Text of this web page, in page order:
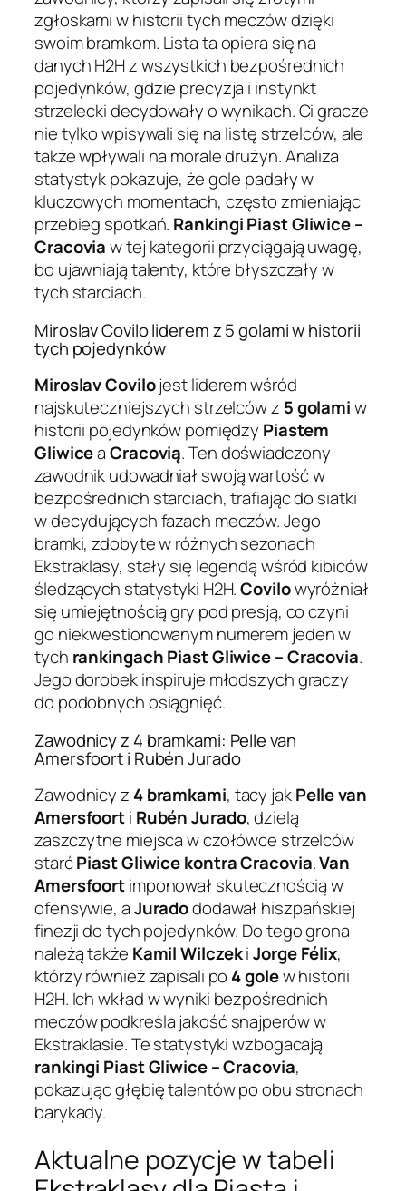
zgłoskami w historii tych meczów dzięki
swoim bramkom. Lista ta opiera się na
danych H2H z wszystkich bezpośrednich
pojedynków, gdzie precyzja i instynkt
strzelecki decydowały o wynikach. Ci gracze
nie tylko wpisywali się na listę strzelców, ale
także wpływali na morale drużyn. Analiza
statystyk pokazuje, że gole padały w
kluczowych momentach, często zmieniając
przebieg spotkań. Rankingi Piast Gliwice –
Cracoviaw tej kategorii przyciągają uwagę,
bo ujawniają talenty, które błyszczały w
tych starciach.
Miroslav Covilo liderem z 5 golami w historii
tych pojedynków
Miroslav Covilojest liderem wśród
najskuteczniejszych strzelców z 5 golamiw
historii pojedynków pomiędzy Piastem
GliwiceaCracovią. Ten doświadczony
zawodnik udowadniał swoją wartość w
bezpośrednich starciach, trafiając do siatki
w decydujących fazach meczów. Jego
bramki, zdobyte w różnych sezonach
Ekstraklasy, stały się legendą wśród kibiców
śledzących statystyki H2H.Covilowyróżniał
się umiejętnością gry pod presją, co czyni
go niekwestionowanym numerem jeden w
tych rankingach Piast Gliwice – Cracovia.
Jego dorobek inspiruje młodszych graczy
do podobnych osiągnięć.
Zawodnicy z 4 bramkami: Pelle van
Amersfoort i Rubén Jurado
Zawodnicy z 4 bramkami, tacy jakPelle van
Amersfoorti Rubén Jurado, dzielą
zaszczytne miejsca w czołówce strzelców
starćPiast Gliwice kontra Cracovia.Van
Amersfoortimponował skutecznością w
ofensywie, aJuradododawał hiszpańskiej
finezji do tych pojedynków. Do tego grona
należą także Kamil WilczekiJorge Félix,
którzy również zapisali po 4 golew historii
H2H. Ich wkład w wyniki bezpośrednich
meczów podkreśla jakość snajperów w
Ekstraklasie. Te statystyki wzbogacają
rankingi Piast Gliwice – Cracovia,
pokazując głębię talentów po obu stronach
barykady.
Aktualne pozycje w tabeli